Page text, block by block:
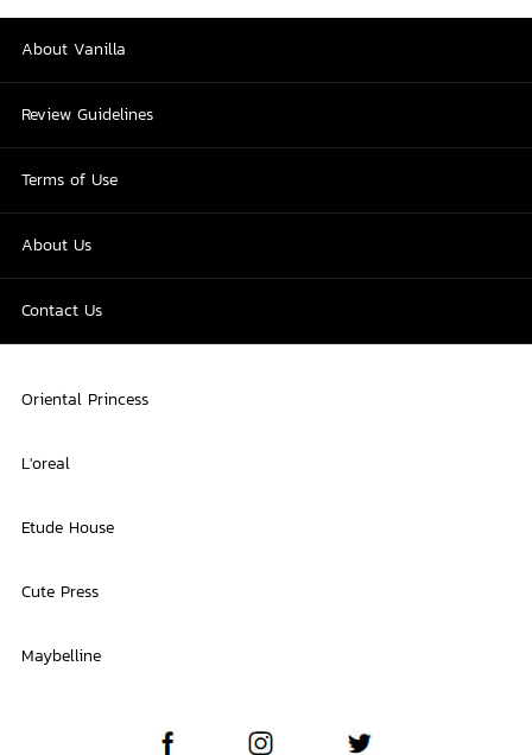
About Vanilla
Review Guidelines
Terms of Use
About Us
Contact Us
Oriental Princess
L'oreal
Etude House
Cute Press
Maybelline